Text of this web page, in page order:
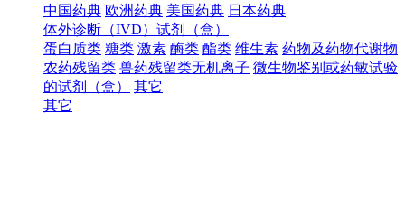
中国药典 欧洲药典 美国药典 日本药典
体外诊断（IVD）试剂（盒）
蛋白质类 糖类 激素 酶类 酯类 维生素 药物及药物代谢物
农药残留类 兽药残留类无机离子 微生物鉴别或药敏试验
的试剂（盒）
其它
其它